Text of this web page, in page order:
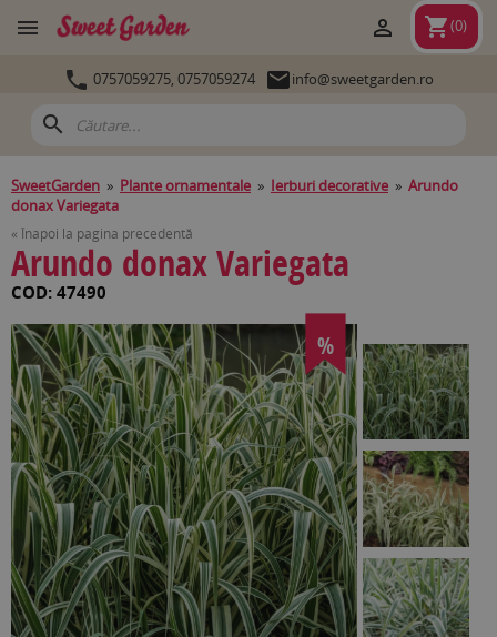
 shopping_cart(0)

 0757059275, 0757059274 info@sweetgarden.ro
search
SweetGarden » Plante ornamentale » Ierburi decorative » Arundo
donax Variegata
« Înapoi la pagina precedentă
Arundo donax Variegata
COD: 47490
%